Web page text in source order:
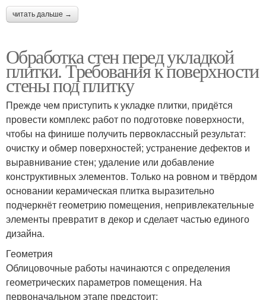
читать дальше →
Обработка стен перед укладкой
плитки. Требования к поверхности
стены под плитку
Прежде чем приступить к укладке плитки, придётся
провести комплекс работ по подготовке поверхности,
чтобы на финише получить первоклассный результат:
очистку и обмер поверхностей; устранение дефектов и
выравнивание стен; удаление или добавление
конструктивных элементов. Только на ровном и твёрдом
основании керамическая плитка выразительно
подчеркнёт геометрию помещения, непривлекательные
элементы превратит в декор и сделает частью единого
дизайна.
Геометрия
Облицовочные работы начинаются с определения
геометрических параметров помещения. На
первоначальном этапе предстоит: